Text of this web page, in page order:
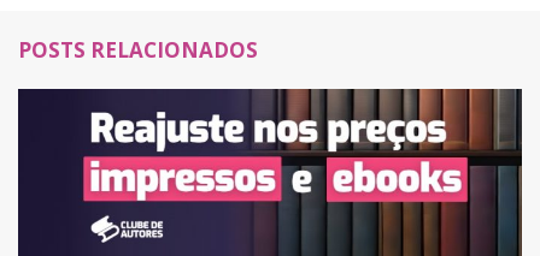
POSTS RELACIONADOS